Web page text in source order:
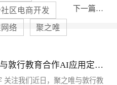
区电商开发
络 聚之唯
有了下一篇：
敦行教育合作AI应用定制
关注我们近日，聚之唯与敦行教